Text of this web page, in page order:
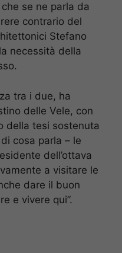
se ne parla da
contrario del
Stefano
necessità della
tra i due, ha
delle Vele, con
della tesi sostenuta
cosa parla – le
dell’ottava
a visitare le
dare il buon
e vivere qui”.